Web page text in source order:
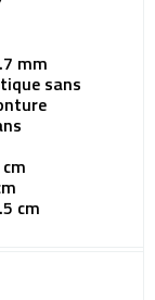
mm
sans
cm